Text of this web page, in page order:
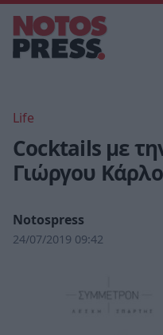
Life
Cocktails με
Γιώργου
Notospress
24/07/2019 09:42